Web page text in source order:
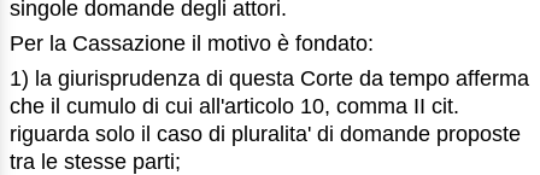
singole domande degli attori.
Per la Cassazione il motivo è fondato:
1) la giurisprudenza di questa Corte da tempo afferma
che il cumulo di cui all'articolo 10, comma II cit.
riguarda solo il caso di pluralita' di domande proposte
tra le stesse parti;